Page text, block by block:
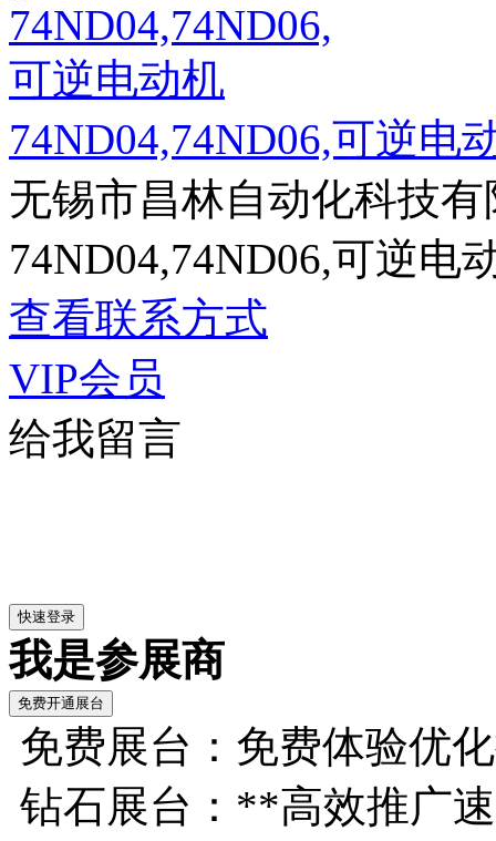
74ND04,74ND06,可逆电
无锡市昌林自动化科技有
74ND04,74ND06,可逆电
查看联系方式
VIP会员
给我留言
我是参展商
免费展台：免费体验优
钻石展台：**高效推广